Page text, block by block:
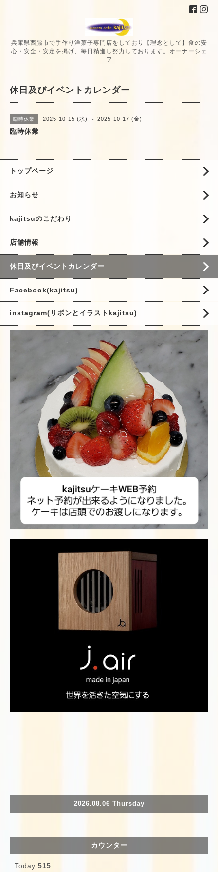
兵庫県西脇市で手作り洋菓子専門店をしており【理念として】食の安
心・安全・安定を掲げ、毎日精進し努力しております。オーナーシェ
フ
休日及びイベントカレンダー
臨時休業 2025-10-15 (水) ～ 2025-10-17 (金)
臨時休業
トップページ
お知らせ
kajitsuのこだわり
店舗情報
休日及びイベントカレンダー
Facebook(kajitsu)
instagram(リボンとイラストkajitsu)
2026.08.06 Thursday
カウンター
Today 515